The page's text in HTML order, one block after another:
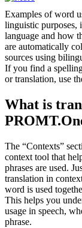
Examples of word
linguistic purposes,
language and how
are automatically
sources using
If you find a
or translation, use
What is
The “Contexts”
context tool that
phrases are used.
translation in
word is used
This helps you
usage in speech,
phrase.